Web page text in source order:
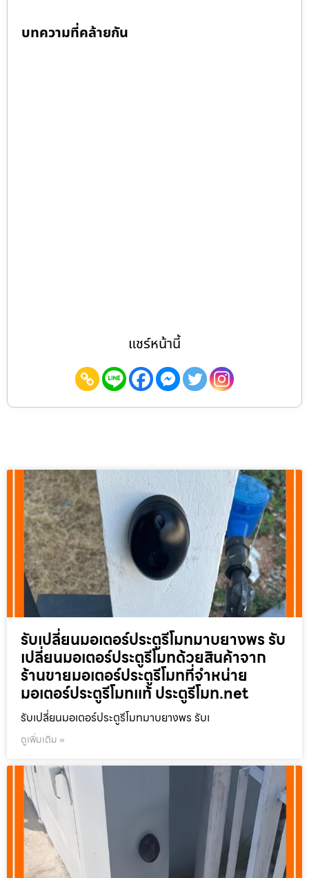
บทความที่คล้ายกัน
แชร์หน้านี้
รับเปลี่ยนมอเตอร์ประตูรีโมทมาบยางพร รับ
เปลี่ยนมอเตอร์ประตูรีโมทด้วยสินค้าจาก
ร้านขายมอเตอร์ประตูรีโมทที่จำหน่าย
มอเตอร์ประตูรีโมทแท้ ประตูรีโมท.net
รับเปลี่ยนมอเตอร์ประตูรีโมทมาบยางพร รับเ
ดูเพิ่มเติม »